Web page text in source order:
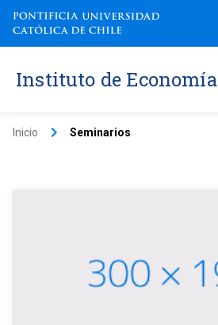
Instituto de Economía
Inicio keyboard_arrow_right Seminarios